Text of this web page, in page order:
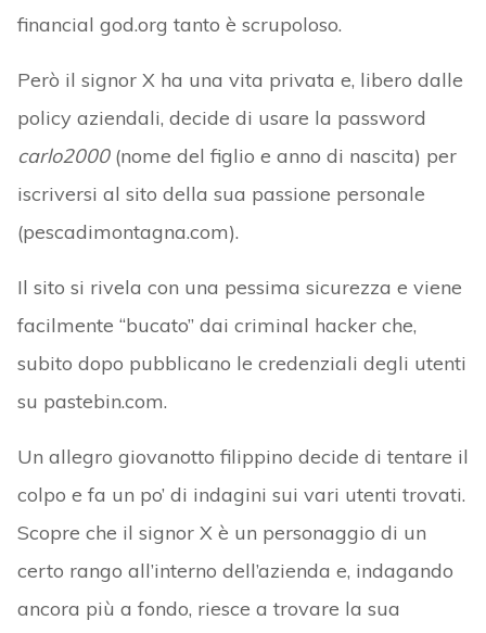
financial god.org tanto è scrupoloso.
Però il signor X ha una vita privata e, libero dalle
policy aziendali, decide di usare la password
carlo2000(nome del figlio e anno di nascita) per
iscriversi al sito della sua passione personale
(pescadimontagna.com).
Il sito si rivela con una pessima sicurezza e viene
facilmente “bucato” dai criminal hacker che,
subito dopo pubblicano le credenziali degli utenti
su pastebin.com.
Un allegro giovanotto filippino decide di tentare il
colpo e fa un po’ di indagini sui vari utenti trovati.
Scopre che il signor X è un personaggio di un
certo rango all’interno dell’azienda e, indagando
ancora più a fondo, riesce a trovare la sua